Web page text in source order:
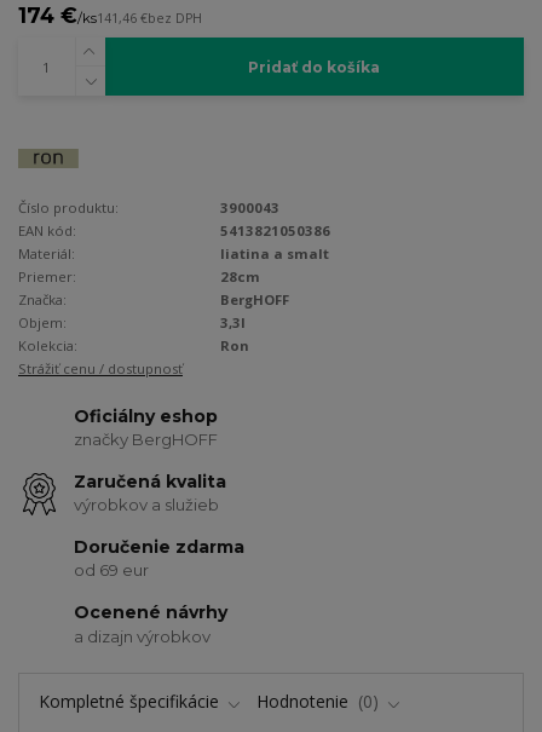
174 €/ks141,46 €bez DPH
Pridať do košíka
Číslo produktu:
3900043
EAN kód:
5413821050386
Materiál:
liatina a smalt
Priemer:
28cm
Značka:
BergHOFF
Objem:
3,3l
Kolekcia:
Ron
Strážiť cenu / dostupnosť
Oficiálny eshop
značky BergHOFF
Zaručená kvalita
výrobkov a služieb
Doručenie zdarma
od 69 eur
Ocenené návrhy
a dizajn výrobkov
Kompletné špecifikácie Hodnotenie
0